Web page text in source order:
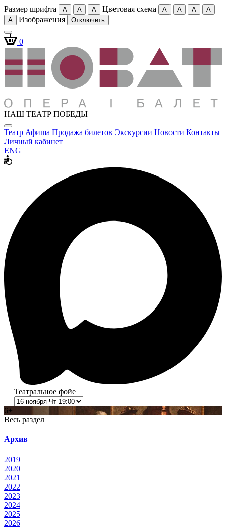
Размер шрифта A A A Цветовая схема A A A
A
A
Изображения Отключить
0
НАШ ТЕАТР ПОБЕДЫ
Театр Афиша Продажа билетов Экскурсии Новости Контакты
Личный кабинет
ENG
Театральное фойе
6+
Весь раздел
Архив
2019
2020
2021
2022
2023
2024
2025
2026